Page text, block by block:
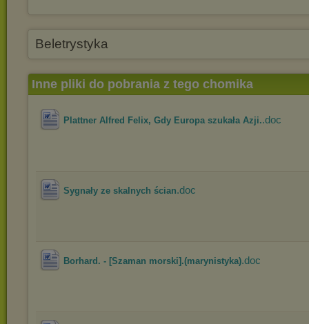
Beletrystyka
Inne pliki do pobrania z tego chomika
Plattner Alfred Felix, Gdy Europa szukała Azji..doc
Sygnały ze skalnych ścian.doc
Borhard. - [Szaman morski].(marynistyka).doc